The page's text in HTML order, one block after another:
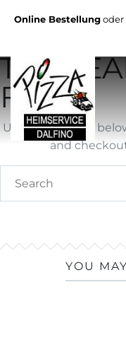
Online Bestellungoder
YOU
THE
FOR ""
Use search form
and
YOU